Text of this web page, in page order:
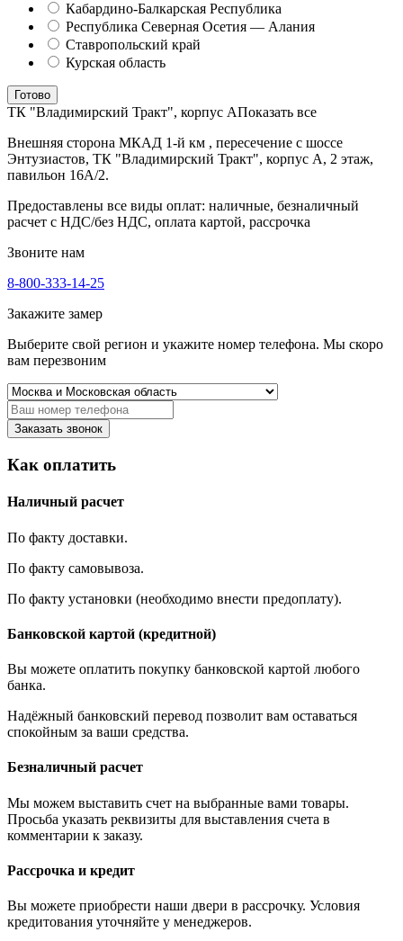
Кабардино-Балкарская Республика
Республика Северная Осетия — Алания
Ставропольский край
Курская область
Готово
ТК "Владимирский Тракт", корпус АПоказать все
Внешняя сторона МКАД 1-й км , пересечение с шоссе
Энтузиастов, ТК "Владимирский Тракт", корпус А, 2 этаж,
павильон 16А/2.
Предоставлены все виды оплат: наличные, безналичный
расчет с НДС/без НДС, оплата картой, рассрочка
Звоните нам
8-800-333-14-25
Закажите замер
Выберите свой регион и укажите номер телефона. Мы скоро
вам перезвоним
Заказать звонок
Как оплатить
Наличный расчет
По факту доставки.
По факту самовывоза.
По факту установки (необходимо внести предоплату).
Банковской картой (кредитной)
Вы можете оплатить покупку банковской картой любого
банка.
Надёжный банковский перевод позволит вам оставаться
спокойным за ваши средства.
Безналичный расчет
Мы можем выставить счет на выбранные вами товары.
Просьба указать реквизиты для выставления счета в
комментарии к заказу.
Рассрочка и кредит
Вы можете приобрести наши двери в рассрочку. Условия
кредитования уточняйте у менеджеров.